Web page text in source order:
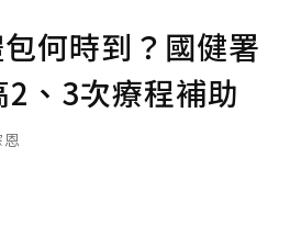
何時到？國健署
、3次療程補助